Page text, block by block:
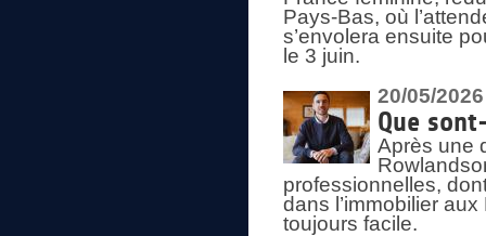
Pays-Bas, où
s’envolera ensuite
le 3 juin.
20/05/2026
Que
Après une
professionnelles,
dans l’immobilier
toujours facile.